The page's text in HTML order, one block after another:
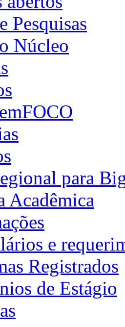
Pesquisas
Núcleo
para
Acadêmica
e
Registrados
de Estágio